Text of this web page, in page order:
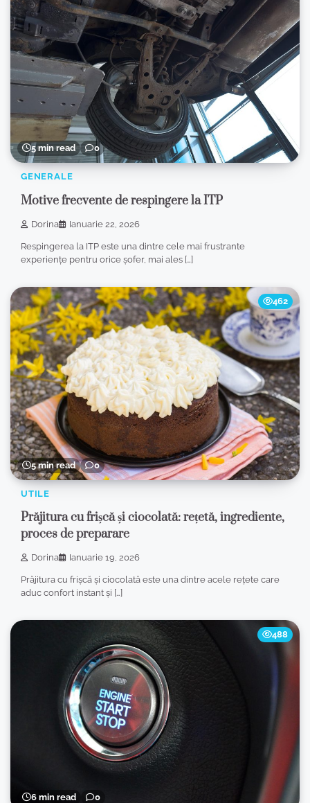
5 min read 0
GENERALE
Motive frecvente de respingere la ITP
Dorina Ianuarie 22, 2026
Respingerea la ITP este una dintre cele mai frustrante
experiențe pentru orice șofer, mai ales […]
5 min read 0
462
UTILE
Prăjitura cu frișcă și ciocolată: rețetă, ingrediente,
proces de preparare
Dorina Ianuarie 19, 2026
Prăjitura cu frișcă și ciocolată este una dintre acele rețete care
aduc confort instant și […]
6 min read 0
488